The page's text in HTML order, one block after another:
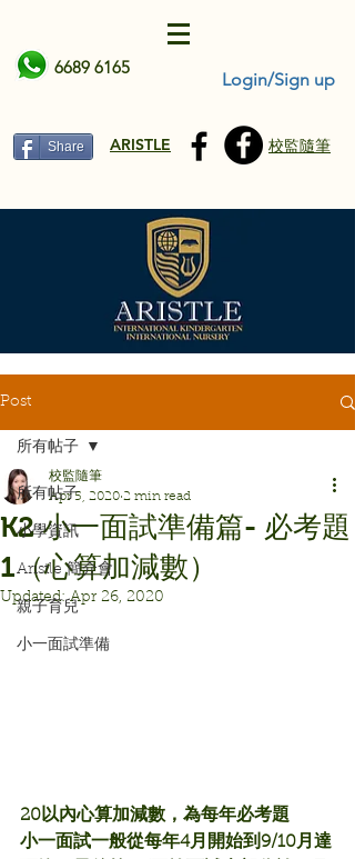
6689 6165
Login/Sign up
Share ARISTLE 校監隨筆
Post
所有帖子
小學資訊
Aristle 簡介會
親子育兒
小一面試準備
所有帖子
K2 小一面試準備篇- 必考題
1（心算加減數）
校監隨筆
Apr 5, 2020 2 min read
Updated:Apr 26, 2020
20以內心算加減數，為每年必考題
小一面試一般從每年4月開始到9/10月達